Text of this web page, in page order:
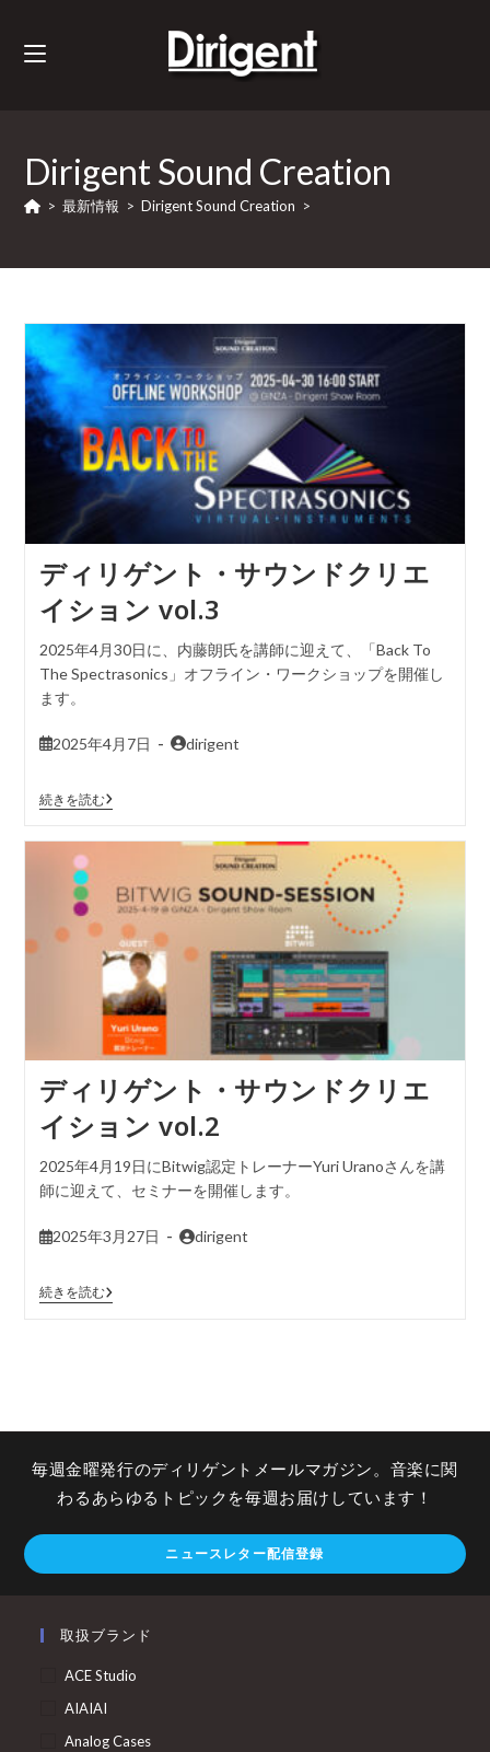
Dirigent Sound Creation
> 最新情報 > Dirigent Sound Creation >
ディリゲント・サウンドクリエ
イション vol.3
2025年4月30日に、内藤朗氏を講師に迎えて、「Back To
The Spectrasonics」オフライン・ワークショップを開催し
ます。
2025年4月7日 dirigent
続きを読む
ディリゲント・サウンドクリエ
イション vol.2
2025年4月19日にBitwig認定トレーナーYuri Uranoさんを講
師に迎えて、セミナーを開催します。
2025年3月27日 dirigent
続きを読む
毎週金曜発行のディリゲントメールマガジン。音楽に関
わるあらゆるトピックを毎週お届けしています！
ニュースレター配信登録
取扱ブランド
ACE Studio
AIAIAI
Analog Cases